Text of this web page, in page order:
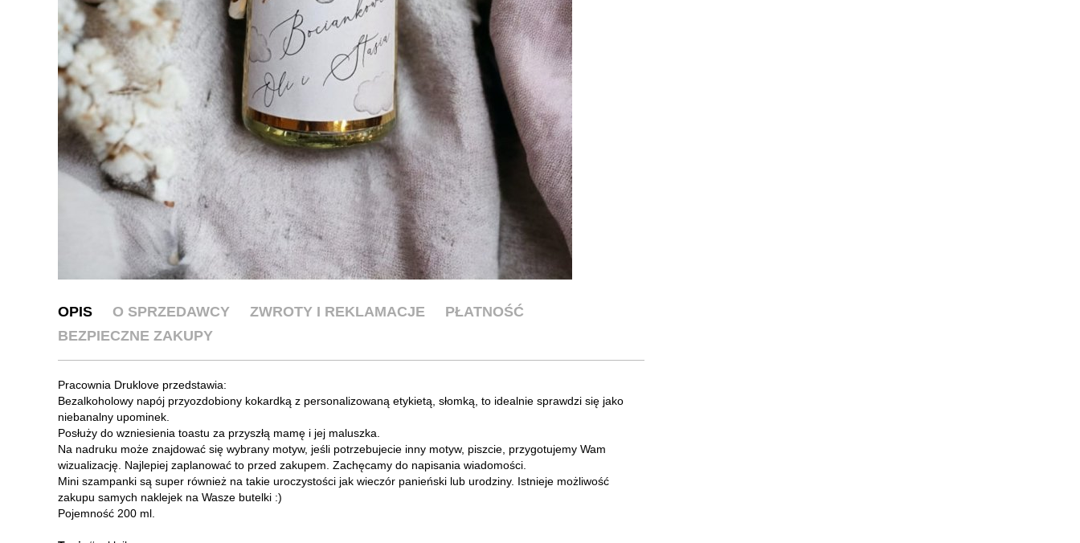
OPIS O SPRZEDAWCY ZWROTY I REKLAMACJE
PŁATNOŚĆ
BEZPIECZNE ZAKUPY
Pracownia Druklove przedstawia:
Bezalkoholowy napój przyozdobiony kokardką z personalizowaną etykietą, słomką, to idealnie sprawdzi się jako
niebanalny upominek.
Posłuży do wzniesienia toastu za przyszłą mamę i jej maluszka.
Na nadruku może znajdować się wybrany motyw, jeśli potrzebujecie inny motyw, piszcie, przygotujemy Wam
wizualizację. Najlepiej zaplanować to przed zakupem. Zachęcamy do napisania wiadomości.
Mini szampanki są super również na takie uroczystości jak wieczór panieński lub urodziny. Istnieje możliwość
zakupu samych naklejek na Wasze butelki :)
Pojemność 200 ml.